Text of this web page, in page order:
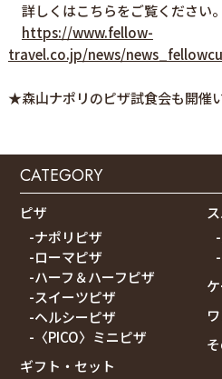
詳しくはこちらをご覧ください。
https://www.fellow-
travel.co.jp/news/
★森山ナポリのピザ試食会も開催
CATEGORY
ピザ
-ナポリピザ
-ローマピザ
-ハーフ＆ハーフピザ
-スイーツピザ
-ヘルシーピザ
-〈PICO〉ミニピザ
ギフト・セット